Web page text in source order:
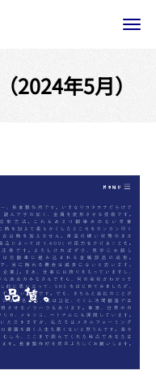
2024年5月）